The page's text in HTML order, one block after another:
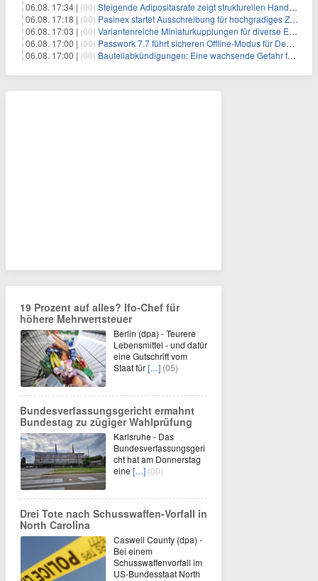
06.08. 17:34 | (00) Steigende Adipositasrate zeigt strukturellen Handlungsbedarf bei der Ernährung schulpflichtiger Kinder
06.08. 17:18 | (00) Pasinex startet Ausschreibung für hochgradiges Zinksulfidkonzentrat mit Germanium- und Silbergehalten und stellt ein Betriebsupdate bereit
06.08. 17:03 | (00) Variantenreiche Miniaturkupplungen für diverse Einsatzbereiche
06.08. 17:00 | (00) Passwork 7.7 führt sicheren Offline-Modus für Desktop- und Mobile-Apps ein
06.08. 17:00 | (00) Bauteilabkündigungen: Eine wachsende Gefahr für industrielle Elektroniksysteme
19 Prozent auf alles? Ifo-Chef für
höhere Mehrwertsteuer
Berlin (dpa) - Teurere
Lebensmittel - und dafür
eine Gutschrift vom
Staat für[…] (05)
Bundesverfassungsgericht ermahnt
Bundestag zu zügiger Wahlprüfung
Karlsruhe - Das
Bundesverfassungsgeri
cht hat am Donnerstag
eine […] (00)
Drei Tote nach Schusswaffen-Vorfall in
North Carolina
Caswell County (dpa) -
Bei einem
Schusswaffenvorfall im
US-Bundesstaat North